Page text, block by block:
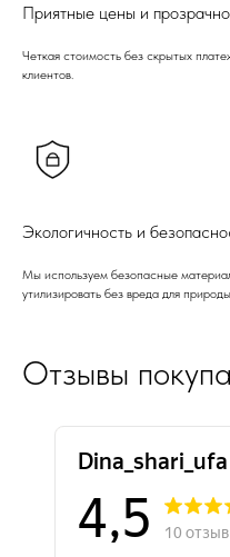
Приятные цены и
Четкая стоимость без скрытых
клиентов.
Экологичность и
Мы используем безопасные
утилизировать без вреда для
Отзывы